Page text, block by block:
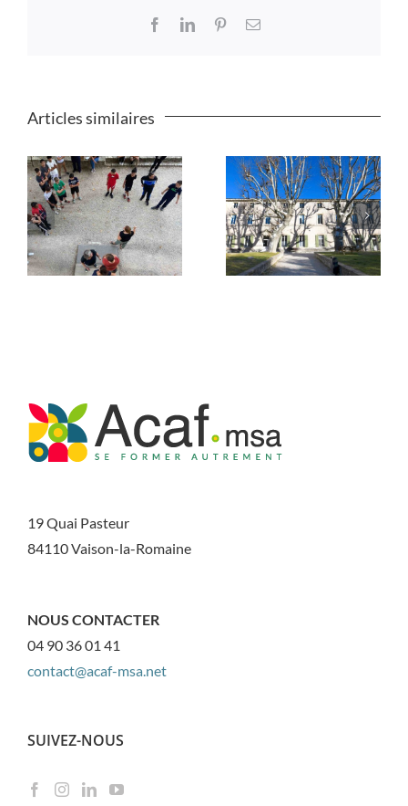
FacebookLinkedInPinterestEmail
Articles similaires
19 Quai Pasteur
84110 Vaison-la-Romaine
NOUS CONTACTER
04 90 36 01 41
contact@acaf-msa.net
SUIVEZ-NOUS